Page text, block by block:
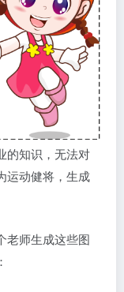
的知识，无法对
运动健将，生成
老师生成这些图